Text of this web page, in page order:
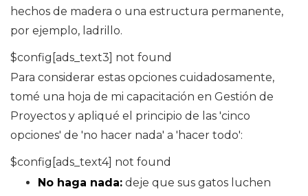
hechos de madera o una estructura permanente,
por ejemplo, ladrillo.
$config[ads_text3] not found
Para considerar estas opciones cuidadosamente,
tomé una hoja de mi capacitación en Gestión de
Proyectos y apliqué el principio de las 'cinco
opciones' de 'no hacer nada' a 'hacer todo':
$config[ads_text4] not found
No haga nada: deje que sus gatos luchen